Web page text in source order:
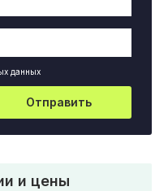
данных
Отправить
и цены